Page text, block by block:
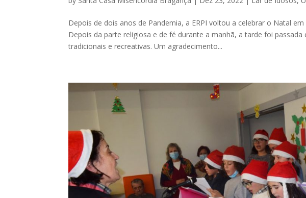
Depois de dois anos de Pandemia, a ERPI voltou a celebrar o Natal
Depois da parte religiosa e de fé durante a manhã, a tarde foi
tradicionais e recreativas. Um agradecimento...